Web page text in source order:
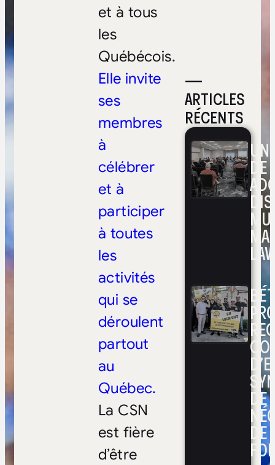
—
ARTICLES
RÉCENTS
DE
DE
DE
FOI
et à tous
les
Québécois.
Elle invite
ses
membres
à
célébrer
et à
participer
à toutes
les
activités
qui se
déroulent
partout
au
Québec.
La CSN
est fière
d’être